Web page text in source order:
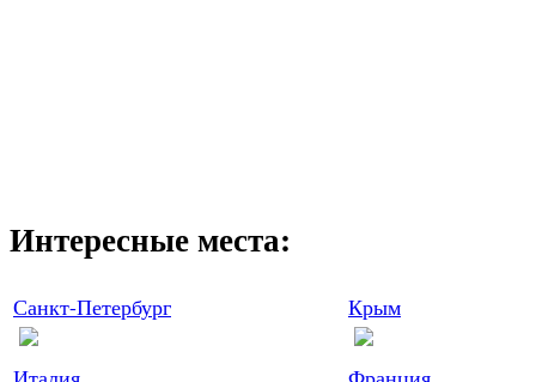
Интересные места:
Санкт-Петербург Крым